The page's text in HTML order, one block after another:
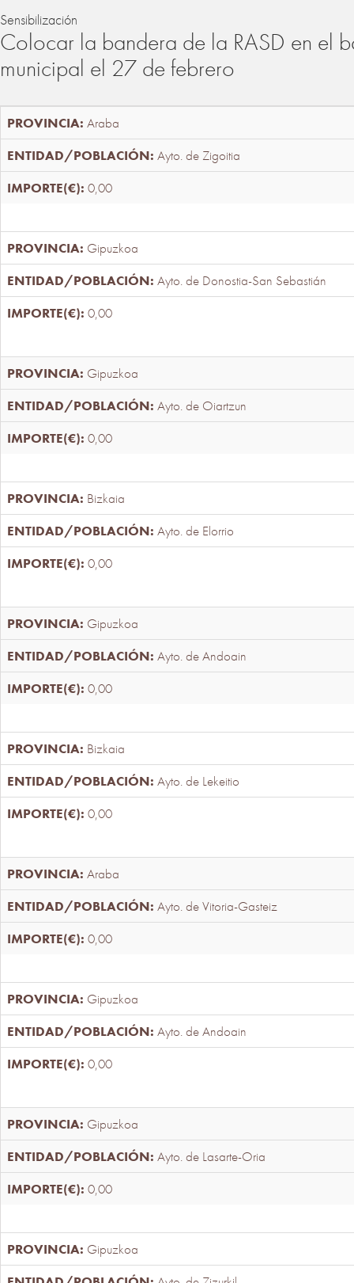
Sensibilización
Colocar la bandera de la RASD en el
municipal el 27 de febrero
Araba
Ayto. de Zigoitia
0,00
Gipuzkoa
Ayto. de Donostia-San Sebastián
0,00
Gipuzkoa
Ayto. de Oiartzun
0,00
Bizkaia
Ayto. de Elorrio
0,00
Gipuzkoa
Ayto. de Andoain
0,00
Bizkaia
Ayto. de Lekeitio
0,00
Araba
Ayto. de Vitoria-Gasteiz
0,00
Gipuzkoa
Ayto. de Andoain
0,00
Gipuzkoa
Ayto. de Lasarte-Oria
0,00
Gipuzkoa